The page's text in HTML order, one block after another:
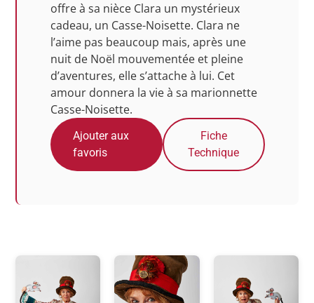
offre à sa nièce Clara un mystérieux
cadeau, un Casse-Noisette. Clara ne
l’aime pas beaucoup mais, après une
nuit de Noël mouvementée et pleine
d’aventures, elle s’attache à lui. Cet
amour donnera la vie à sa marionnette
Casse-Noisette.
Ajouter aux
favoris
Fiche
Technique